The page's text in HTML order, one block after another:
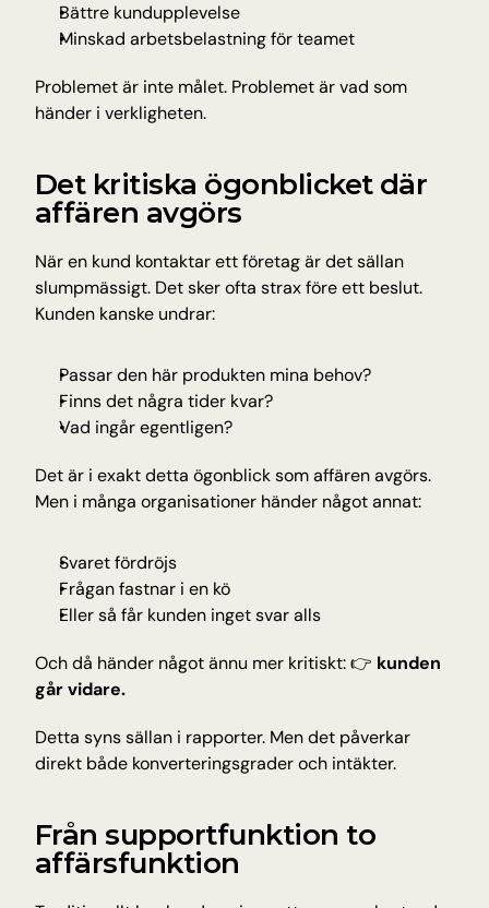
Bättre kundupplevelse
Minskad arbetsbelastning för teamet
Problemet är inte målet. Problemet är vad som
händer i verkligheten.
Det kritiska ögonblicket där
affären avgörs
När en kund kontaktar ett företag är det sällan
slumpmässigt. Det sker ofta strax före ett beslut.
Kunden kanske undrar:
Passar den här produkten mina behov?
Finns det några tider kvar?
Vad ingår egentligen?
Det är i exakt detta ögonblick som affären avgörs.
Men i många organisationer händer något annat:
Svaret fördröjs
Frågan fastnar i en kö
Eller så får kunden inget svar alls
Och då händer något ännu mer kritiskt: 👉 kunden
går vidare.
Detta syns sällan i rapporter. Men det påverkar
direkt både konverteringsgrader och intäkter.
Från supportfunktion to
affärsfunktion